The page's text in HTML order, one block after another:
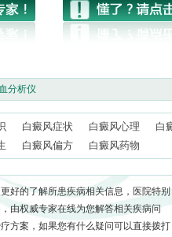
分析仪
白癜风症状 白癜风心理 白
白癜风偏方 白癜风药物
好的了解所患疾病相关信息，医院特别
由权威专家在线为您解答相关疾病问
方案，如果您有什么疑问可以直接拨打